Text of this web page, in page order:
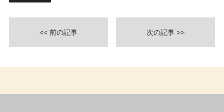
<< 前の記事 次の記事 >>